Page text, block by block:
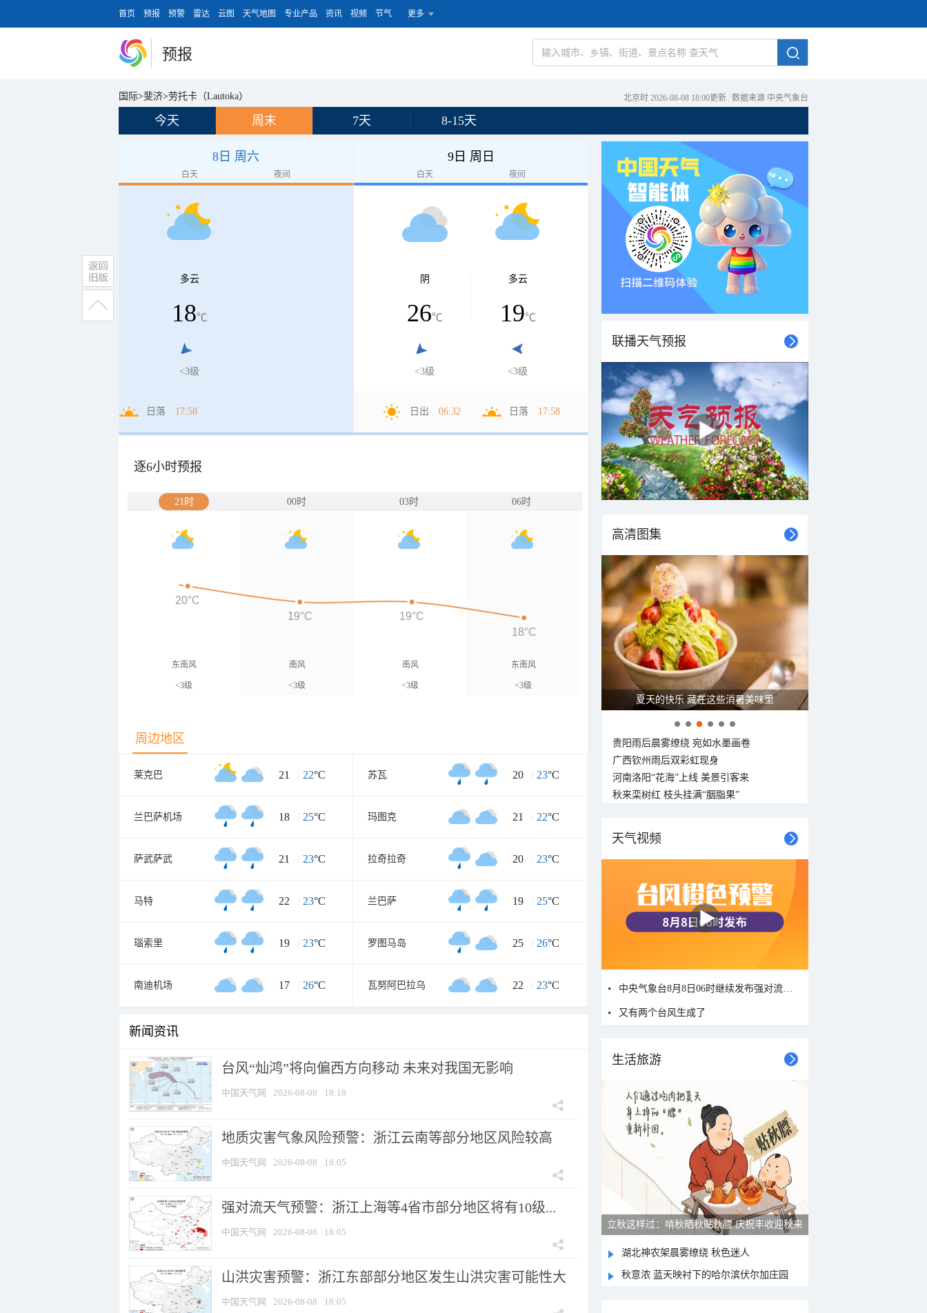
首页 预报 预警 雷达 云图 天气地图 专业产品 资讯 视频 节气 更多
预报
国际>斐济>劳托卡（Lautoka） 北京时 2026-08-08 18:00更新 数据来源 中央气象台
今天 周末 7天 8-15天
8日 周六
白天 夜间
多云
18℃
<3级
日落 17:58
9日 周日
白天 夜间
阴
26℃
<3级
多云
19℃
<3级
日出 06:32 日落 17:58
逐6小时预报
21时 00时 03时 06时
东南风
<3级
南风
<3级
南风
<3级
东南风
<3级
20°C
19°C
19°C
18°C
周边地区
莱克巴 21 / 22°C 苏瓦 20 / 23°C
兰巴萨机场 18 / 25°C 玛图克 21 / 22°C
萨武萨武 21 / 23°C 拉奇拉奇 20 / 23°C
马特 22 / 23°C 兰巴萨 19 / 25°C
瑙索里 19 / 23°C 罗图马岛 25 / 26°C
南迪机场 17 / 26°C 瓦努阿巴拉乌 22 / 23°C
新闻资讯
台风“灿鸿”将向偏西方向移动 未来对我国无影响
中国天气网 2026-08-08 18:18
地质灾害气象风险预警：浙江云南等部分地区风险较高
中国天气网 2026-08-08 18:05
强对流天气预警：浙江上海等4省市部分地区将有10级...
中国天气网 2026-08-08 18:05
山洪灾害预警：浙江东部部分地区发生山洪灾害可能性大
中国天气网 2026-08-08 18:05
联播天气预报
高清图集
夏天的快乐 藏在这些消暑美味里
贵阳雨后晨雾缭绕 宛如水墨画卷
广西钦州雨后双彩虹现身
河南洛阳“花海”上线 美景引客来
秋来栾树红 枝头挂满“胭脂果”
天气视频
中央气象台8月8日06时继续发布强对流天气蓝色预警
又有两个台风生成了
生活旅游
立秋这样过：啃秋晒秋贴秋膘 庆祝丰收迎秋来
湖北神农架晨雾缭绕 秋色迷人
秋意浓 蓝天映衬下的哈尔滨伏尔加庄园